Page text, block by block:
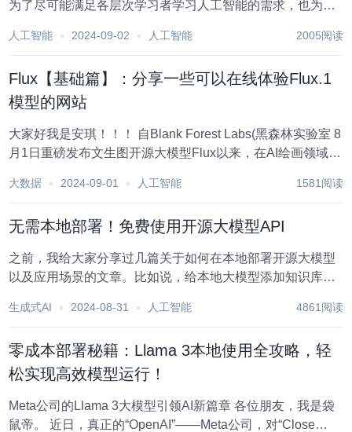
为了尽可能满足各层次学习者学习人工智能的需求，也为了
为3大星球社区。有三AI（大模型与AIGC）+ 有三AI（零基
人工智能 2024-09-02 人工智能 2005阅读
Flux【基础篇】：分享一些可以在线体验Flux.1
模型的网站
大家好我是安琪！！！ 自Blank Forest Labs(黑森林实验室 8
月1日重磅发布文生图开源大模型Flux以来，在AI绘画领域立
置稍微有些不足，而且不熟悉ComfyUI的部署，导致无法体
大数据 2024-09-01 人工智能 1581阅读
无需本地部署！免费使用开源大模型API
之前，我给大家分享过几篇关于如何在本地部署开源大模型
以及应用场景的文章。比如说，给本地大模型添加知识库、
署，或者电脑配置不好，想知道还有没有办法使用这些开源
生成式AI 2024-08-31 人工智能 4861阅读
零成本部署秘籍：Llama 3本地使用全攻略，轻
松实现高效模型运行！
Meta公司的Llama 3大模型引领AI新篇章 各位朋友，我是袋
鼠帝。 近日，真正的“OpenAI”——Meta公司，对“Close